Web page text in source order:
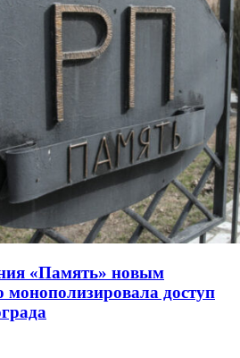
«Память» новым
монополизировала доступ